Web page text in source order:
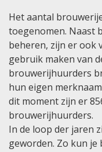
Het aantal
toegenomen. Naast
beheren, zijn er ook
gebruik maken van
brouwerijhuurders
hun eigen
dit moment zijn er
brouwerijhuurders.
In de loop der jaren
geworden. Zo kun je